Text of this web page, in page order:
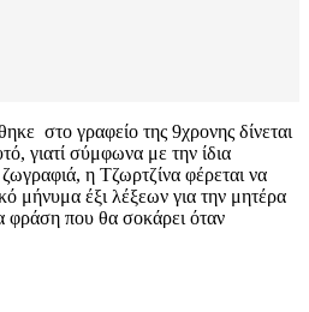
στο γραφείο της 9χρονης δίνεται
γιατί σύμφωνα με την ίδια
η Τζωρτζίνα φέρεται να
μήνυμα έξι λέξεων για την μητέρα
φράση που θα σοκάρει όταν